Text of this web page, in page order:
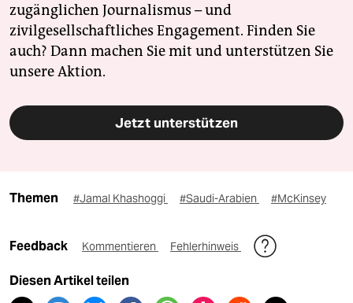
zugänglichen Journalismus – und
zivilgesellschaftliches Engagement. Finden Sie
auch? Dann machen Sie mit und unterstützen Sie
unsere Aktion.
Jetzt unterstützen
Themen #Jamal Khashoggi #Saudi-Arabien #McKinsey
Feedback Kommentieren Fehlerhinweis
Diesen Artikel teilen